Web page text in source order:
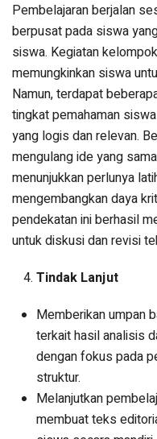
Pembelajaran berjalan
berpusat pada siswa
siswa. Kegiatan
memungkinkan siswa
Namun, terdapat
tingkat pemahaman
yang logis dan relevan.
mengulang ide yang
menunjukkan perlunya
mengembangkan daya
pendekatan ini berhasil
untuk diskusi dan revisi
Tindak Lanjut
Memberikan umpan
terkait hasil analisis
dengan fokus pada
struktur.
Melanjutkan
membuat teks